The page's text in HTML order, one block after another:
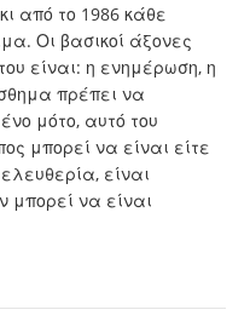
από το 1986 κάθε
Οι βασικοί άξονες
είναι: η ενημέρωση, η
πρέπει να
μότο, αυτό του
μπορεί να είναι είτε
είναι
μπορεί να είναι